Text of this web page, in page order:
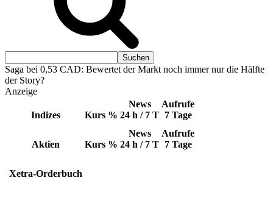
Saga bei 0,53 CAD: Bewertet der Markt noch immer nur die Hälfte
der Story?
Anzeige
Indizes Kurs %
News
24 h / 7 T
Aufrufe
7 Tage
Aktien Kurs %
News
24 h / 7 T
Aufrufe
7 Tage
Xetra-Orderbuch